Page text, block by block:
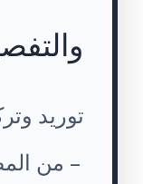
توريد
– من